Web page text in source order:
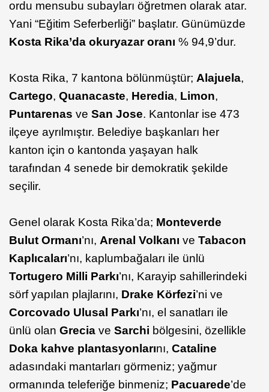
ordu mensubu subayları öğretmen olarak atar.
Yani “Eğitim Seferberliği” başlatır. Günümüzde
Kosta Rika’da okuryazar oranı % 94,9’dur.
Kosta Rika, 7 kantona bölünmüştür; Alajuela,
Cartego, Quanacaste, Heredia, Limon,
Puntarenas ve San Jose. Kantonlar ise 473
ilçeye ayrılmıştır. Belediye başkanları her
kanton için o kantonda yaşayan halk
tarafından 4 senede bir demokratik şekilde
seçilir.
Genel olarak Kosta Rika’da; Monteverde
Bulut Ormanı’nı, Arenal Volkanı ve Tabacon
Kaplıcaları’nı, kaplumbağaları ile ünlü
Tortugero Milli Parkı’nı, Karayip sahillerindeki
sörf yapılan plajlarını, Drake Körfezi’ni ve
Corcovado Ulusal Parkı’nı, el sanatları ile
ünlü olan Grecia ve Sarchi bölgesini, özellikle
Doka kahve plantasyonlarını, Cataline
adasındaki mantarları görmeniz; yağmur
ormanında teleferiğe binmeniz; Pacuarede’de